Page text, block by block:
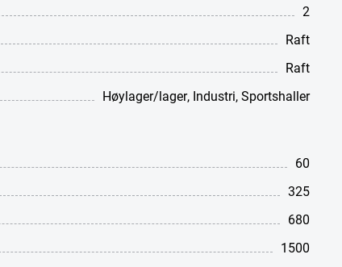
2
Raft
Raft
Høylager/lager, Industri,Sportshaller
60
325
680
1500